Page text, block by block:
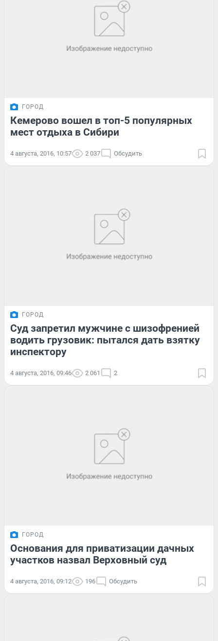
ГОРОД
Кемерово вошел в топ-5 популярных
мест отдыха в Сибири
4 августа, 2016, 10:57 2 037 Обсудить
ГОРОД
Суд запретил мужчине с шизофренией
водить грузовик: пытался дать взятку
инспектору
4 августа, 2016, 09:46 2 061 2
ГОРОД
Основания для приватизации дачных
участков назвал Верховный суд
4 августа, 2016, 09:12 196 Обсудить